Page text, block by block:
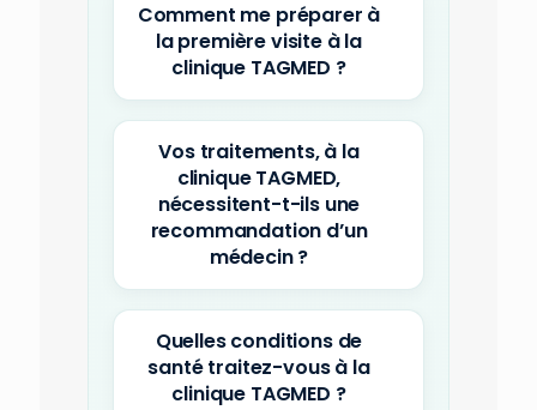
Comment me préparer à
la première visite à la
clinique TAGMED ?
Vos traitements, à la
clinique TAGMED,
nécessitent-t-ils une
recommandation d’un
médecin ?
Quelles conditions de
santé traitez-vous à la
clinique TAGMED ?